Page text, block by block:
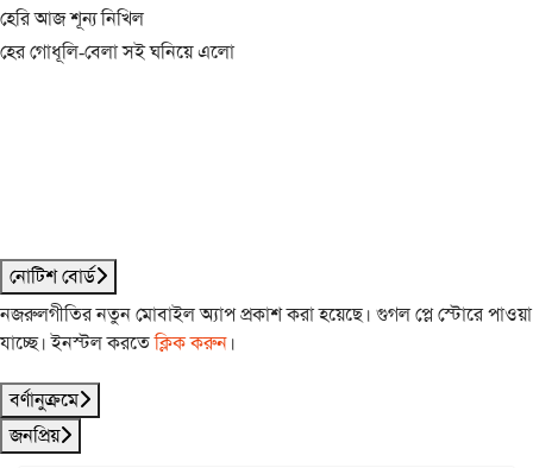
হেরি আজ শূন্য নিখিল
হের গোধূলি-বেলা সই ঘনিয়ে এলো
নোটিশ বোর্ড
নজরুলগীতির নতুন মোবাইল অ্যাপ প্রকাশ করা হয়েছে। গুগল প্লে স্টোরে পাওয়া
যাচ্ছে। ইনস্টল করতেক্লিক করুন।
বর্ণানুক্রমে
জনপ্রিয়